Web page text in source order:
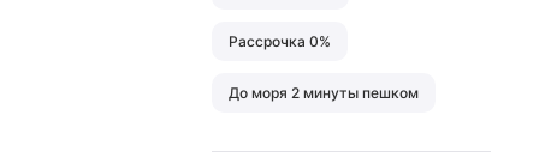
Рассрочка 0%
До моря 2 минуты пешком